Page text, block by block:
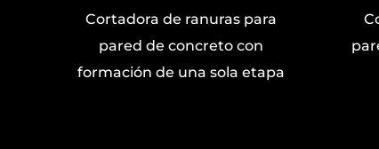
Cortadora de ranuras para
pared sin ángulo muerto para
ladrillo rojo